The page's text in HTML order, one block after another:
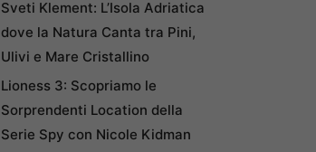
Sveti Klement: L’Isola Adriatica
dove la Natura Canta tra Pini,
Ulivi e Mare Cristallino
Lioness 3: Scopriamo le
Sorprendenti Location della
Serie Spy con Nicole Kidman